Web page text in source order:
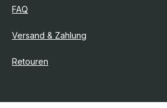
FAQ
Versand & Zahlung
Retouren